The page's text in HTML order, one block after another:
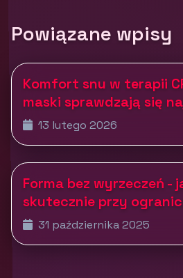
Powiązane wpisy
Komfort snu w terapii
maski sprawdzają się
13 lutego 2026
Forma bez wyrzeczeń -
skutecznie przy
31 października 2025